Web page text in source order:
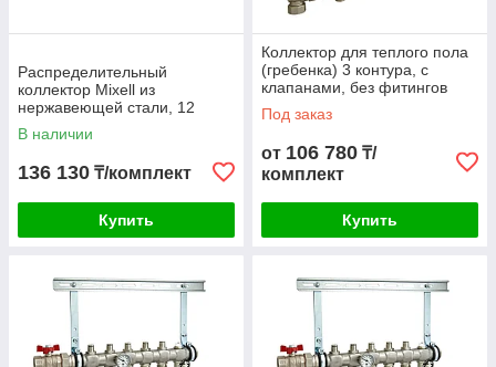
Распределительный
коллектор Mixell из
нержавеющей стали, 12
контуров
В наличии
136 130 ₸/комплект
Купить
Коллектор для теплого пола
(гребенка) 3 контура, с
клапанами, без фитингов
Под заказ
от 106 780 ₸/
комплект
Купить